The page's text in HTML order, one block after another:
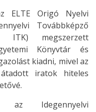
ELTE Origó Nyelvi
Továbbképző
ITK) megszerzett
Könyvtár és
kiadni, mivel az
iratok hiteles
az Idegennyelvi